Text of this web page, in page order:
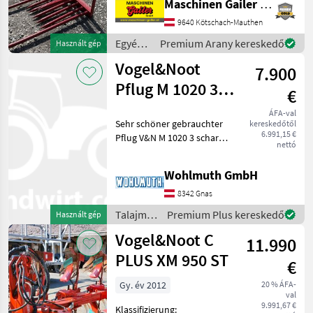
Használt gép
illeszkedik. 5 hosszú és 20
rövid foggal, oldalanként 2-
2 foggal. A lapát más
gyártmányokhoz i
Maschinen Gailer GmbH
9640 Kötschach-Mauthen
Egyéb
mezőgazdasági
erőgépek
/
Vogel&Noot
Premium Arany kereskedő
Használt gép
Vogel&Noot
Pflug M 1020 3
7.900
€
ÁFA-val
kereskedőtől
6.991,15 €
nettó
Sehr schöner gebrauchter
Pflug V&N M 1020 3 schar
Vorschäler, Scheibensech,
Pendelstützrad, hidraulikus
Váltvaforgató
Wohlmuth GmbH
8342 Gnas
Talajművelő
gépek /
Vogel&Noot
Premium Plus kereskedő
Vogel&Noot C
PLUS XM 950 ST
11.990
€
20 % ÁFA-
val
9.991,67 €
Gy. év 2012
Klassifizierung: